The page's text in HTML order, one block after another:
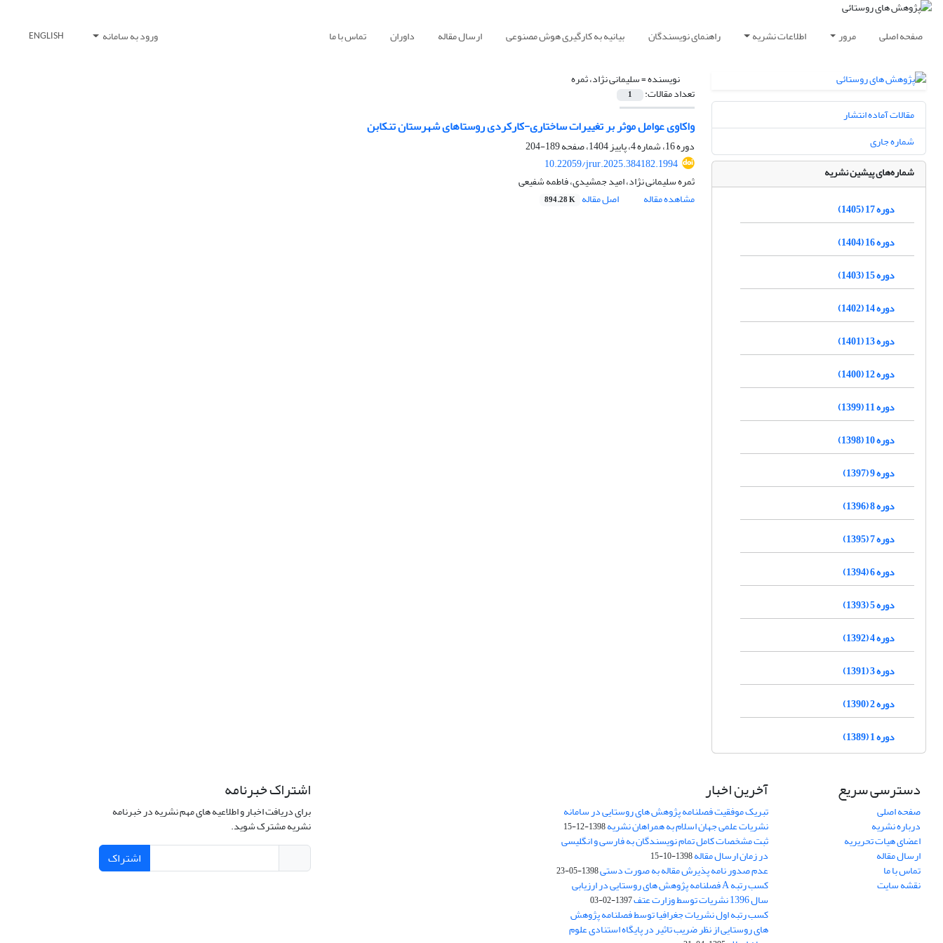
صفحه اصلی مرور اطلاعات نشریه راهنمای نویسندگان بیانیه به کارگیری هوش مصنوعی ارسال مقاله داوران تماس با ما ورود به سامانه ENGLISH
نویسنده =سلیمانی نژاد، ثمره
تعداد مقالات: 1
واکاوی عوامل موثر بر تغییرات ساختاری-کارکردی روستاهای شهرستان تنکابن
دوره 16، شماره 4، پاییز 1404، صفحه
189-204
10.22059/jrur.2025.384182.1994
ثمره سلیمانی نژاد، امید جمشیدی، فاطمه شفیعی
مشاهده مقاله
اصل مقاله 894.28 K
مقالات آماده انتشار
شماره جاری
شماره‌های پیشین نشریه
دوره 17 (1405)
دوره 16 (1404)
دوره 15 (1403)
دوره 14 (1402)
دوره 13 (1401)
دوره 12 (1400)
دوره 11 (1399)
دوره 10 (1398)
دوره 9 (1397)
دوره 8 (1396)
دوره 7 (1395)
دوره 6 (1394)
دوره 5 (1393)
دوره 4 (1392)
دوره 3 (1391)
دوره 2 (1390)
دوره 1 (1389)
دسترسی سریع
صفحه اصلی
درباره نشریه
اعضای هیات تحریریه
ارسال مقاله
تماس با ما
نقشه سایت
آخرین اخبار
تبریک موفقیت فصلنامه پژوهش های روستایی در سامانه
نشریات علمی جهان اسلام به همراهان نشریه1398-12-15
ثبت مشخصات کامل تمام نویسندگان به فارسی و انگلیسی
در زمان ارسال مقاله1398-10-15
عدم صدور نامه پذیرش مقاله به صورت دستی1398-05-23
کسب رتبه A فصلنامه پژوهش های روستایی در ارزیابی
سال 1396 نشریات توسط وزارت عتف 1397-02-03
کسب رتبه اول نشریات جغرافیا توسط فصلنامه پژوهش
های روستایی از نظر ضریب تاثیر در پایگاه استنادی علوم
اشتراک خبرنامه
برای دریافت اخبار و اطلاعیه های مهم نشریه در خبرنامه
نشریه مشترک شوید.
اشتراک